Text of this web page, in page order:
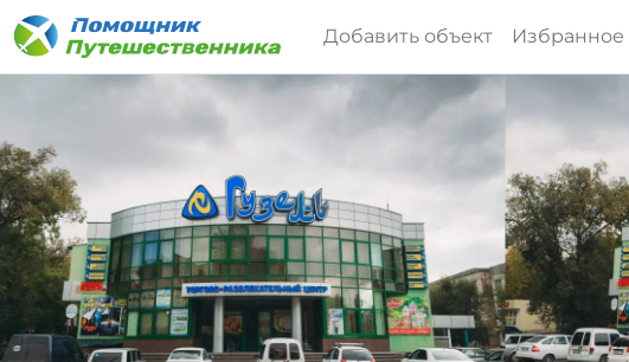
Добавить объект Избранное